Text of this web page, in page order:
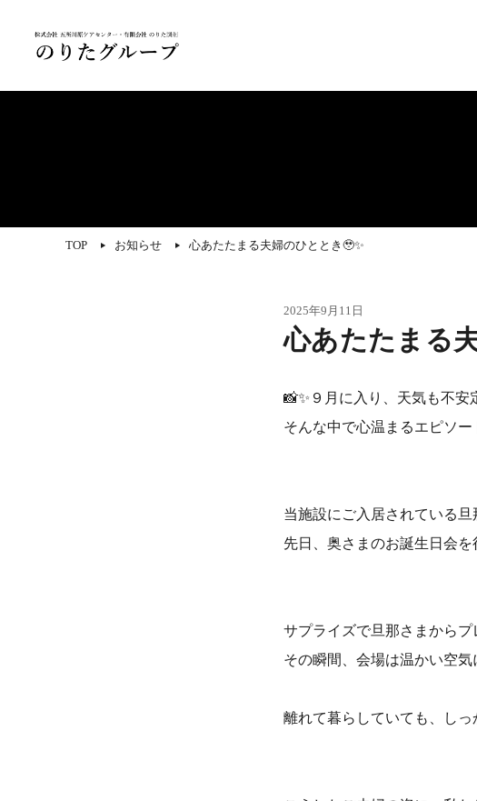
TOP お知らせ 心あたたまる夫婦のひととき🥹✨
2025年9月11日
心あたたまる
📸✨９月に入り、天気も不
そんな中で心温まるエピソー
当施設にご入居されている
先日、奥さまのお誕生日会を
サプライズで旦那さまからプ
その瞬間、会場は温かい空
離れて暮らしていても、し